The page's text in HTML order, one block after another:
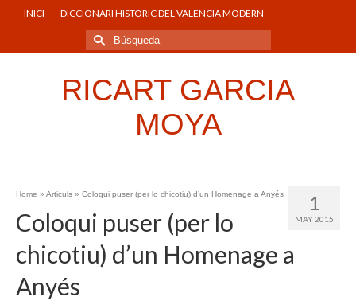
INICI DICCIONARI HISTORIC DEL VALENCIA MODERN
Buscar
por:
RICART GARCIA
MOYA
1
MAY 2015
Home » Articuls » Coloqui puser (per lo chicotiu) d’un Homenage a Anyés
Coloqui puser (per lo
chicotiu) d’un Homenage a
Anyés